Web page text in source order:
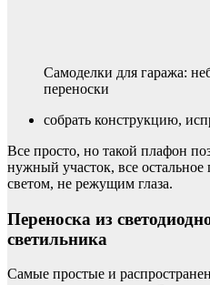
Самоделки для гаража:
переноски
собрать конструкцию,
Все просто, но такой плафон
нужный участок, все
светом, не режущим глаза.
Переноска из
светильника
Самые простые и